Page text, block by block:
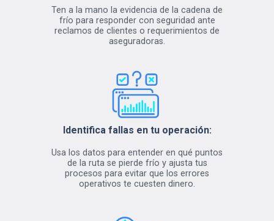
Ten a la mano la evidencia de la cadena de
frío para responder con seguridad ante
reclamos de clientes o requerimientos de
aseguradoras.
Identifica fallas en tu operación:
Usa los datos para entender en qué puntos
de la ruta se pierde frío y ajusta tus
procesos para evitar que los errores
operativos te cuesten dinero.